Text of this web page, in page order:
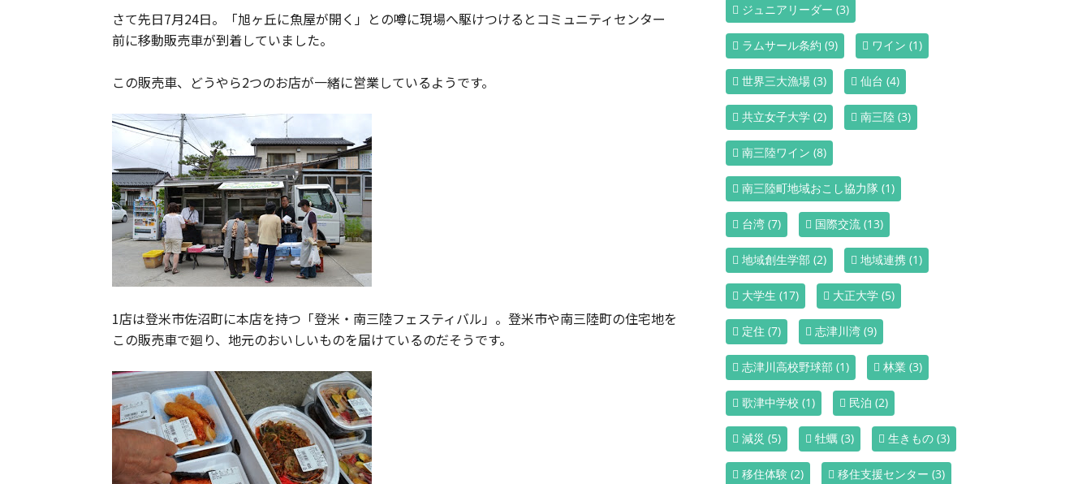
さて先日7月24日。「旭ヶ丘に魚屋が開く」との噂に現場へ駆けつけるとコミュニティセンター
前に移動販売車が到着していました。
この販売車、どうやら2つのお店が一緒に営業しているようです。
1店は登米市佐沼町に本店を持つ「登米・南三陸フェスティバル」。登米市や南三陸町の住宅地を
この販売車で廻り、地元のおいしいものを届けているのだそうです。
ジュニアリーダー (3)
ラムサール条約 (9) ワイン (1)
世界三大漁場 (3) 仙台 (4)
共立女子大学 (2) 南三陸 (3)
南三陸ワイン (8)
南三陸町地域おこし協力隊 (1)
台湾 (7) 国際交流 (13)
地域創生学部 (2) 地域連携 (1)
大学生 (17) 大正大学 (5)
定住 (7) 志津川湾 (9)
志津川高校野球部 (1) 林業 (3)
歌津中学校 (1) 民泊 (2)
減災 (5) 牡蠣 (3) 生きもの (3)
移住体験 (2) 移住支援センター (3)